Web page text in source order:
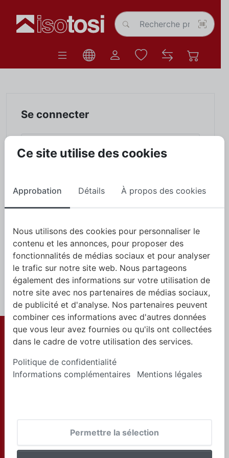
Se connecter
Nom d'utilisateur
Mot de passe
votre mot de passe ?
Connexion
© 2025 Tous
droits réservés
Conditions
générales de
Politique de
Ce site utilise des cookies
Approbation Détails À propos des cookies
Nous utilisons des cookies pour personnaliser le
contenu et les annonces, pour proposer des
fonctionnalités de médias sociaux et pour analyser
le trafic sur notre site web. Nous partageons
également des informations sur votre utilisation de
notre site avec nos partenaires de médias sociaux,
de publicité et d'analyse. Nos partenaires peuvent
combiner ces informations avec d'autres données
que vous leur avez fournies ou qu'ils ont collectées
dans le cadre de votre utilisation des services.
Politique de confidentialité
Informations complémentaires
Mentions légales
Permettre la sélection